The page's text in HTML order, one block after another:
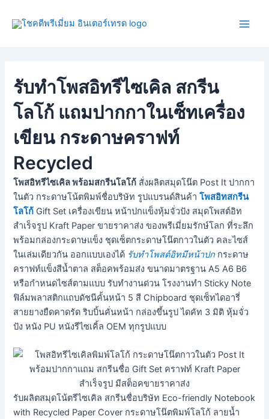
รับทำโพสอิทรีไซเคิล สกรีน
โลโก้ แถมปากกาในเซ็ทเครื่อง
เขียน กระดาษคราฟท์
Recycled
โพสอิทรีไซเคิล พร้อมสกรีนโลโก้ สั่งผลิตสมุดโน๊ต Post It ปากกา
ในตัว กระดาษโน้ตพิมพ์ชื่อบริษัท รูปแบรนด์สินค้าโพสอิทสกรีน
โลโก้ Gift Set เครื่องเขียน หน้าปกแข็งหุ้มจั่วปัง สมุดโพสต์อิท
สำเร็จรูป Kraft Paper ขายราคาส่ง ของพรีเมี่ยมรักษ์โลก ที่ระลึก
พร้อมกล่องกระดาษแข็ง ชุดเซ็ตกระดาษโน๊ตกาวในตัว คละไซส์
ในเล่มเดียวกัน ออกแบบเองได้ รับทำโพสต์อิทมีหน้าปก กระดาษ
คราฟท์แข็งสีน้ำตาล สต็อคพร้อมส่ง ขนาดมาตรฐาน A5 A6 B6
หรือกำหนดไซส์ตามแบบ รับทำงานด่วน โรงงานทำ Sticky Note
ฟิล์มพลาสติกแถบดัชนีคั้นหน้า 5 สี Chipboard ชุดเซ็ทไดอารี่
สายยางยืดคาดรัด ริบบิ้นคั่นหน้า กล่องขึ้นรูป ไดคัท 3 มิติ หุ้มจั่ว
ปัง หนัง PU หนังรีไซเคิ้ล OEM ทุกรูปแบบ
รับผลิตสมุดโน้ตรีไซเคิล สกรีนชื่อบริษัท Eco-friendly Notebook
with Recycled Paper Cover กระดาษโน๊ตพิมพ์โลโก้ ลายน้ำ
navigation